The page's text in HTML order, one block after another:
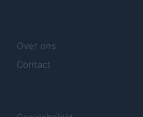
Over ons
Contact